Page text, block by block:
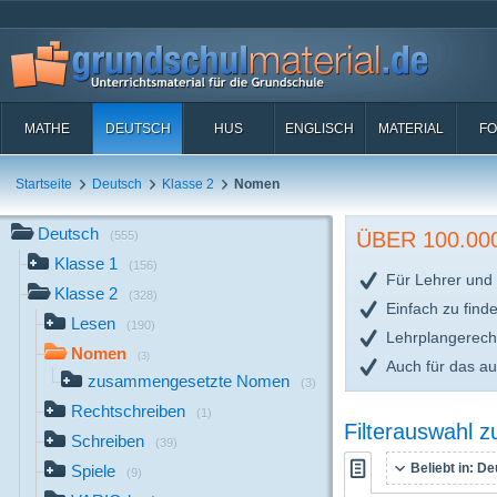
MATHE DEUTSCH HUS ENGLISCH MATERIAL
Startseite Deutsch Klasse 2 Nomen
Deutsch (555)
Klasse 1 (156)
Klasse 2 (328)
Lesen (190)
Nomen (3)
zusammengesetzte Nomen (3)
Rechtschreiben (1)
Schreiben (39)
Spiele (9)
ÜBER
Für Lehrer und
Einfach zu
Auch für das
Filterauswahl
Beliebt in: